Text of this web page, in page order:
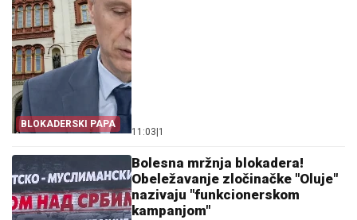
BLOKADERSKI PAPA
11:03 1
Bolesna mržnja blokadera!
Obeležavanje zločinačke "Oluje"
nazivaju "funkcionerskom
kampanjom"